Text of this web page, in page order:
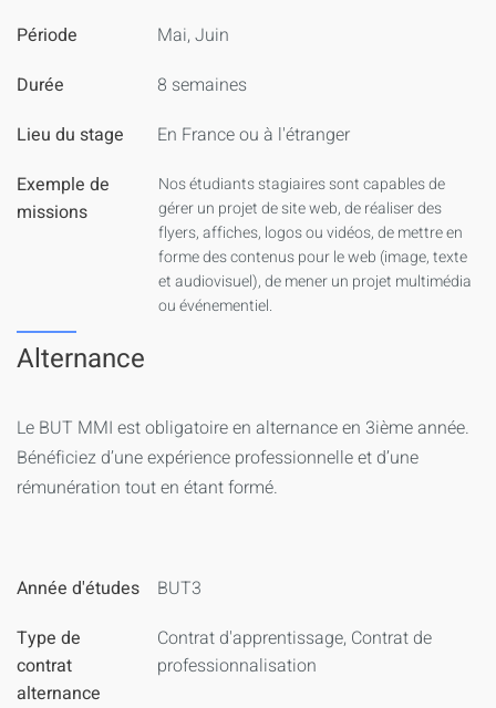
Période
Mai, Juin
Durée
8 semaines
Lieu du stage
En France ou à l'étranger
Exemple de
missions
Nos étudiants stagiaires sont capables de
gérer un projet de site web, de réaliser des
flyers, affiches, logos ou vidéos, de mettre en
forme des contenus pour le web (image, texte
et audiovisuel), de mener un projet multimédia
ou événementiel.
Alternance
Le BUT MMI est obligatoire en alternance en 3ième année.
Bénéficiez d’une expérience professionnelle et d’une
rémunération tout en étant formé.
Année d'études
BUT3
Type de
contrat
alternance
Contrat d'apprentissage, Contrat de
professionnalisation